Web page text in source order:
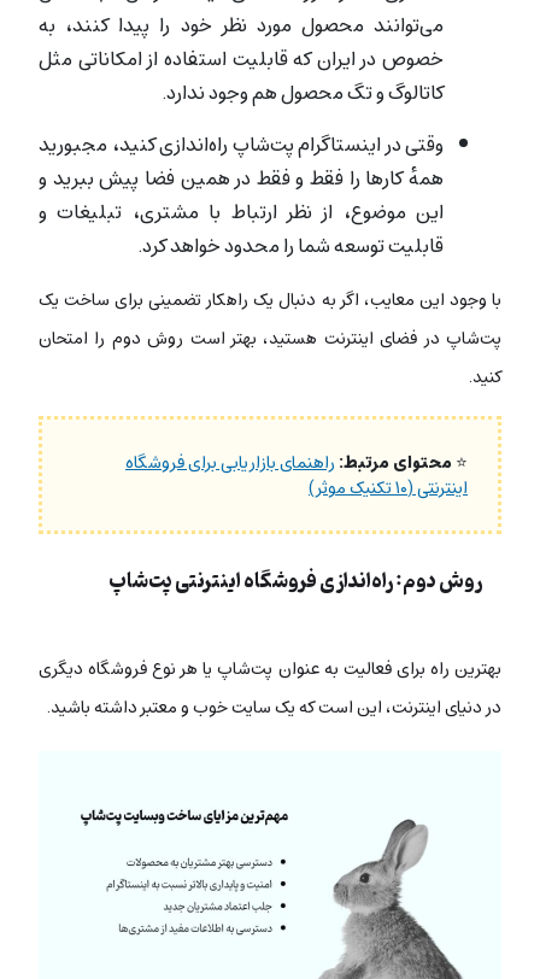
می‌توانند محصول مورد نظر خود را پیدا کنند، به
خصوص در ایران که قابلیت استفاده از امکاناتی مثل
کاتالوگ و تگ محصول هم وجود ندارد.
وقتی در اینستاگرام پت‌شاپ راه‌اندازی کنید، مجبورید
همهٔ کارها را فقط و فقط در همین فضا پیش ببرید و
این موضوع، از نظر ارتباط با مشتری، تبلیغات و
قابلیت توسعه شما را محدود خواهد کرد.
با وجود این معایب، اگر به دنبال یک راهکار تضمینی برای ساخت یک
پت‌شاپ در فضای اینترنت هستید، بهتر است روش دوم را امتحان
کنید.
⭐محتوای مرتبط:راهنمای بازاریابی برای فروشگاه‌
اینترنتی (۱۰ تکنیک موثر)
روش دوم: راه‌اندازی فروشگاه اینترنتی پت‌شاپ
بهترین راه برای فعالیت به عنوان پت‌شاپ یا هر نوع فروشگاه دیگری
در دنیای اینترنت، این است که یک سایت خوب و معتبر داشته باشید.